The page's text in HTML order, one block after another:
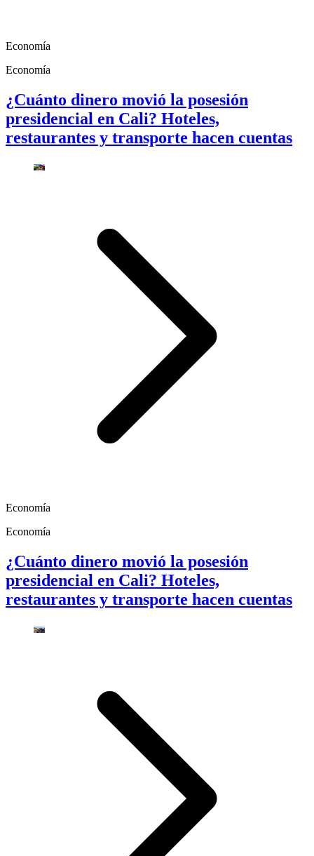
Economía
Economía
¿Cuánto dinero movió la posesión
presidencial en Cali? Hoteles,
restaurantes y transporte hacen cuentas
Economía
Economía
¿Cuánto dinero movió la posesión
presidencial en Cali? Hoteles,
restaurantes y transporte hacen cuentas